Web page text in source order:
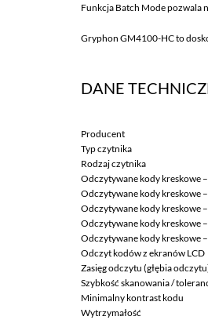
Funkcja Batch Mode pozwala
Gryphon GM4100-HC to
DANE
Producent
Typ czytnika
Rodzaj czytnika
Odczytywane kody kreskowe
Odczytywane kody kreskowe
Odczytywane kody kreskowe
Odczytywane kody kreskowe
Odczytywane kody kreskowe
Odczyt kodów z ekranów LCD
Zasięg odczytu (głębia
Szybkość skanowania /
Minimalny kontrast kodu
Wytrzymałość